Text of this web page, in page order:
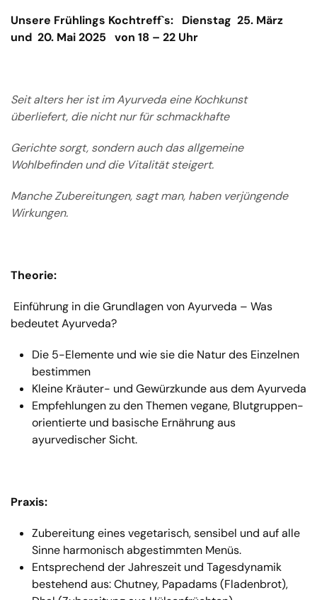
Unsere Frühlings Kochtreff`s: Dienstag 25. März
und 20. Mai2025 von 18 – 22 Uhr
Seit alters her ist im Ayurveda eine Kochkunst
überliefert, die nicht nur für schmackhafte
Gerichte sorgt, sondern auch das allgemeine
Wohlbefinden und die Vitalität steigert.
Manche Zubereitungen, sagt man, haben verjüngende
Wirkungen.
Theorie:
Einführung in die Grundlagen von Ayurveda – Was
bedeutet Ayurveda?
Die 5-Elemente und wie sie die Natur des Einzelnen
bestimmen
Kleine Kräuter- und Gewürzkunde aus dem Ayurveda
Empfehlungen zu den Themen vegane, Blutgruppen-
orientierte und basische Ernährung aus
ayurvedischer Sicht.
Praxis:
Zubereitung eines vegetarisch, sensibel und auf alle
Sinne harmonisch abgestimmten Menüs.
Entsprechend der Jahreszeit und Tagesdynamik
bestehend aus: Chutney, Papadams (Fladenbrot),